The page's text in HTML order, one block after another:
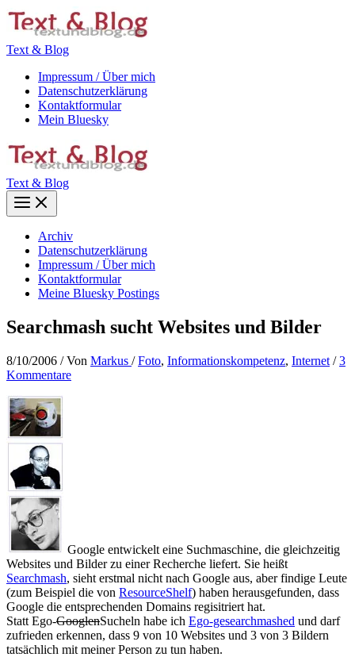
Zum
Inhalt
Text & Blog
Impressum / Über mich
Datenschutzerklärung
Kontaktformular
Mein Bluesky
Text & Blog
Main
Menu
Archiv
Datenschutzerklärung
Impressum / Über mich
Kontaktformular
Meine Bluesky Postings
Searchmash sucht Websites und Bilder
8/10/2006 / Von Markus /Foto, Informationskompetenz, Internet /3
Kommentare
Google entwickelt eine Suchmaschine, die gleichzeitig
Websites und Bilder zu einer Recherche liefert. Sie heißt
Searchmash, sieht erstmal nicht nach Google aus, aber findige Leute
(zum Beispiel die von ResourceShelf) haben herausgefunden, dass
Google die entsprechenden Domains regisitriert hat.
Statt Ego-GooglenSucheln habe ich Ego-gesearchmashed und darf
zufrieden erkennen, dass 9 von 10 Websites und 3 von 3 Bildern
tatsächlich mit meiner Person zu tun haben.